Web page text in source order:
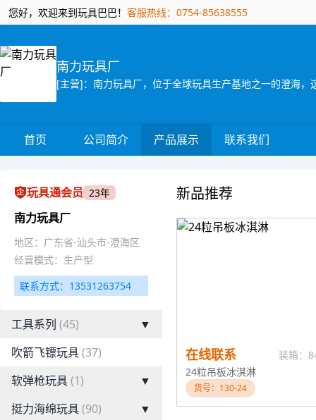
您好，欢迎来到玩具巴巴！ 客服热线：0754-85638555
南力玩具厂
首页 公司简介 产品展示 联系我们
玩具通会员 23年
南力玩具厂
地区：广东省-汕头市-澄海区
经营模式：生产型
联系方式：13531263754
工具系列 (45)
▼
吹箭飞镖玩具(37)
软弹枪玩具(1)
▼
挺力海绵玩具(90)
▼
新品推荐
在线联系
装箱：
24粒吊板冰淇淋
货号：130-24